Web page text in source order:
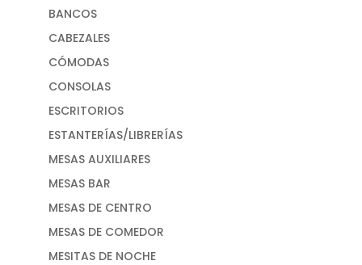
BANCOS
CABEZALES
CÓMODAS
CONSOLAS
ESCRITORIOS
ESTANTERÍAS/LIBRERÍAS
MESAS AUXILIARES
MESAS BAR
MESAS DE CENTRO
MESAS DE COMEDOR
MESITAS DE NOCHE